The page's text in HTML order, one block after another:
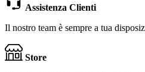
Assistenza Clienti
Il nostro team è sempre a tua
Store